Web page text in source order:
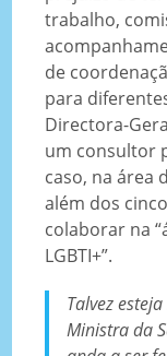
trabalho,
de
para
Directora-
um consultor
caso, na área
além dos
colaborar na
LGBTI+”.
Talvez
Ministra da